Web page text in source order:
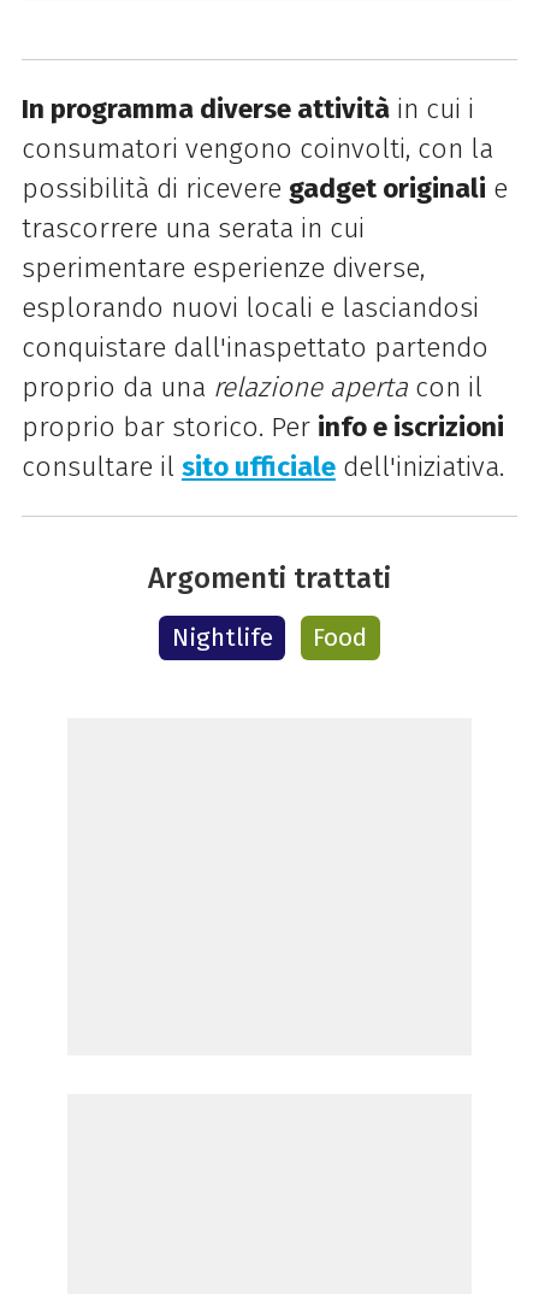
In programma diverse attivitàin cui i
consumatori vengono coinvolti, con la
possibilità di ricevere gadget originali e
trascorrere una serata in cui
sperimentare esperienze diverse,
esplorando nuovi locali e lasciandosi
conquistare dall'inaspettato partendo
proprio da una relazione apertacon il
proprio bar storico. Per info e iscrizioni
consultare il sito ufficialedell'iniziativa.
Argomenti trattati
Nightlife Food